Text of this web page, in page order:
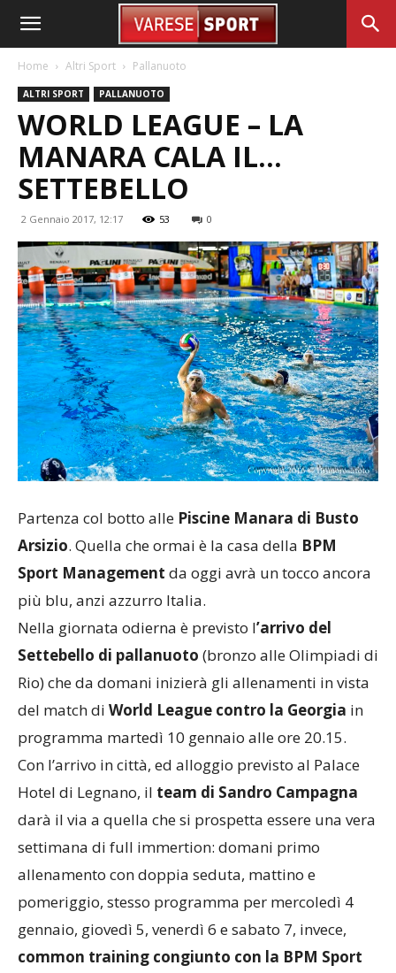
Home Altri Sport Pallanuoto
ALTRI SPORT PALLANUOTO
WORLD LEAGUE – LA
MANARA CALA IL…
SETTEBELLO
2 Gennaio 2017, 12:17 53 0
Partenza col botto alle Piscine Manara di Busto
Arsizio. Quella che ormai è la casa della BPM
Sport Management da oggi avrà un tocco ancora
più blu, anzi azzurro Italia.
Nella giornata odierna è previsto l’arrivo del
Settebello di pallanuoto (bronzo alle Olimpiadi di
Rio) che da domani inizierà gli allenamenti in vista
del match di World League contro la Georgia in
programma martedì 10 gennaio alle ore 20.15.
Con l’arrivo in città, ed alloggio previsto al Palace
Hotel di Legnano, il team di Sandro Campagna
darà il via a quella che si prospetta essere una vera
settimana di full immertion: domani primo
allenamento con doppia seduta, mattino e
pomeriggio, stesso programma per mercoledì 4
gennaio, giovedì 5, venerdì 6 e sabato 7, invece,
common training congiunto con la BPM Sport